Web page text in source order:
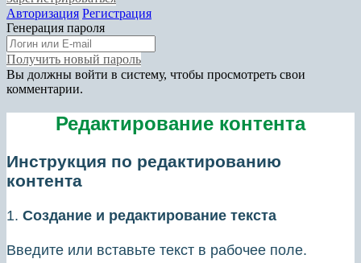
Авторизация Регистрация
Генерация пароля
Получить новый пароль
Вы должны войти в систему, чтобы просмотреть свои
комментарии.
Редактирование контента
Инструкция по редактированию
контента
1. Создание и редактирование текста
Введите или вставьте текст в рабочее поле.